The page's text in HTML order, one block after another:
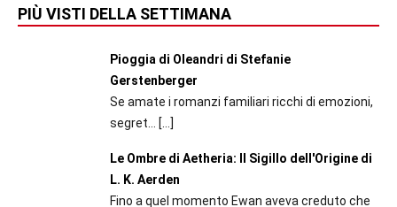
PIÙ VISTI DELLA SETTIMANA
Pioggia di Oleandri di Stefanie
Gerstenberger
Se amate i romanzi familiari ricchi di emozioni,
segret...
[…]
Le Ombre di Aetheria: Il Sigillo dell'Origine di
L. K. Aerden
Fino a quel momento Ewan aveva creduto che